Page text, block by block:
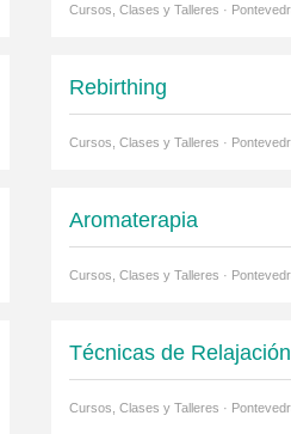
Cursos, Clases y Talleres ·
Rebirthing
Cursos, Clases y Talleres ·
Aromaterapia
Cursos, Clases y Talleres ·
Técnicas de Relajación
Cursos, Clases y Talleres ·